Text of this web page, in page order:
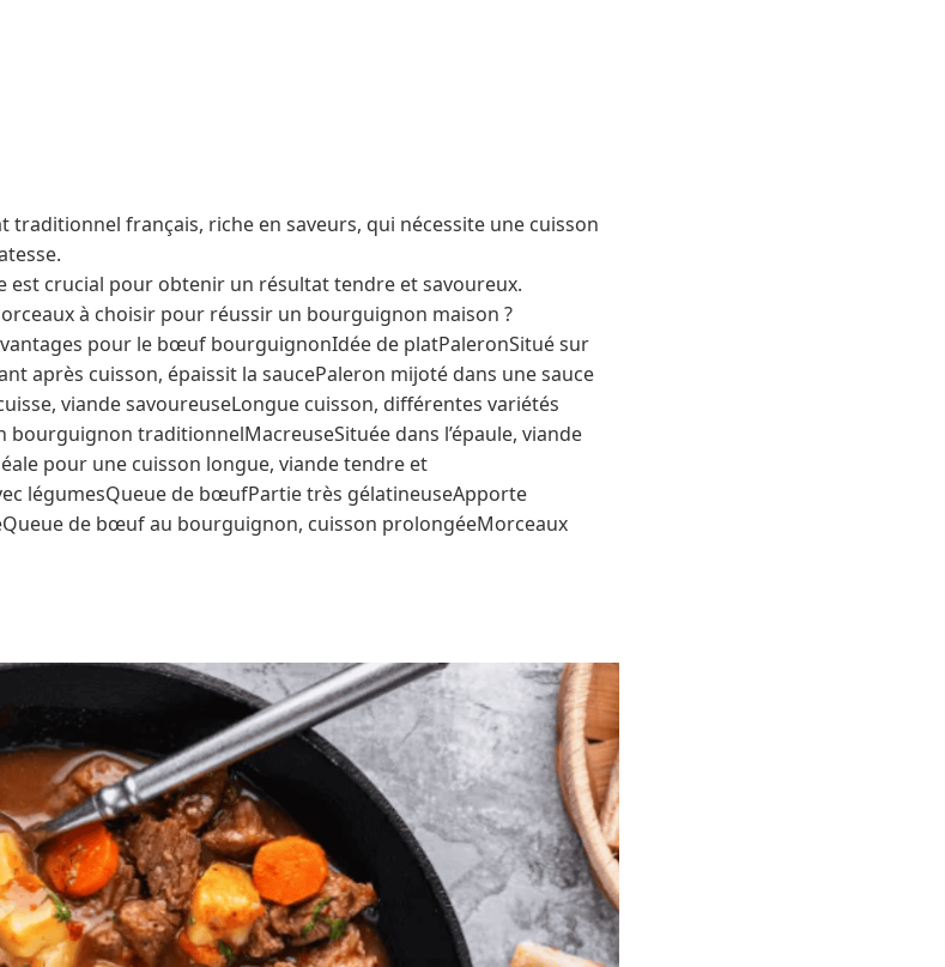
français, riche en saveurs, qui nécessite une cuisson
est crucial pour obtenir un résultat tendre et savoureux.
à choisir pour réussir un bourguignon maison ?
pour le bœuf bourguignonIdée de platPaleronSitué sur
après cuisson, épaissit la saucePaleron mijoté dans une sauce
viande savoureuseLongue cuisson, différentes variétés
bourguignon traditionnelMacreuseSituée dans l’épaule, viande
pour une cuisson longue, viande tendre et
légumesQueue de bœufPartie très gélatineuseApporte
de bœuf au bourguignon, cuisson prolongéeMorceaux